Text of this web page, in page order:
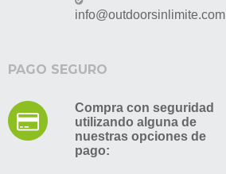
info@outdoorsinlimite.com
PAGO SEGURO
Compra con seguridad
utilizando alguna de
nuestras opciones de
pago: